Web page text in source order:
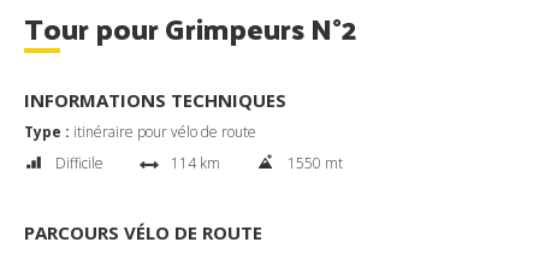
Tour pour Grimpeurs N°2
INFORMATIONS TECHNIQUES
Type : itinéraire pour vélo de route
Difficile
114 km 1550 mt
PARCOURS VÉLO DE ROUTE